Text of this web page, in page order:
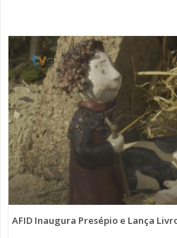
AFID Inaugura Presépio e Lança